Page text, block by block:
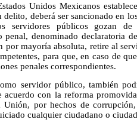
Unidos Mexicanos
deberá ser sancionado en
servidores públicos gozan de
penal, denominado declaratoria
por mayoría absoluta, retire al
para que, en caso de
penales correspondientes.
servidor público, también
acuerdo con la reforma
por hechos de
cualquier ciudadano o